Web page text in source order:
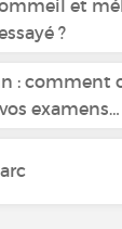
et
?
: comment
examens…